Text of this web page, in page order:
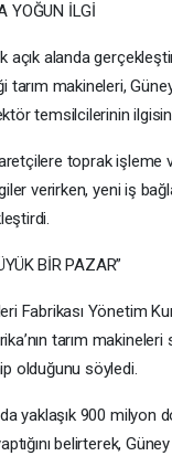
YOĞUN İLGİ
açık alanda
tarım makineleri,
temsilcilerinin
toprak işleme
verirken, yeni iş
BİR PAZAR”
Fabrikası Yönetim
tarım
olduğunu söyledi.
yaklaşık 900 milyon
belirterek, Güney